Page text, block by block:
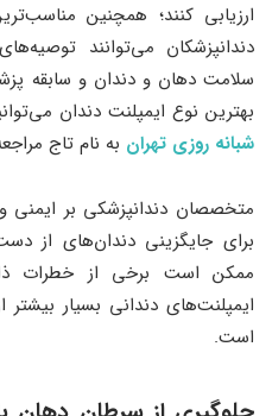
ارزیابی کنند؛ همچنین
دندانپزشکان می‌توانند
سلامت دهان و دندان و سابقه
بهترین نوع ایمپلنت دندان
شبانه روزی تهران به نام تاج
متخصصان دندانپزشکی بر ایمنی
برای جایگزینی دندان‌های از
ممکن است برخی از خطرات
ایمپلنت‌های دندانی بسیار بیشتر
است.